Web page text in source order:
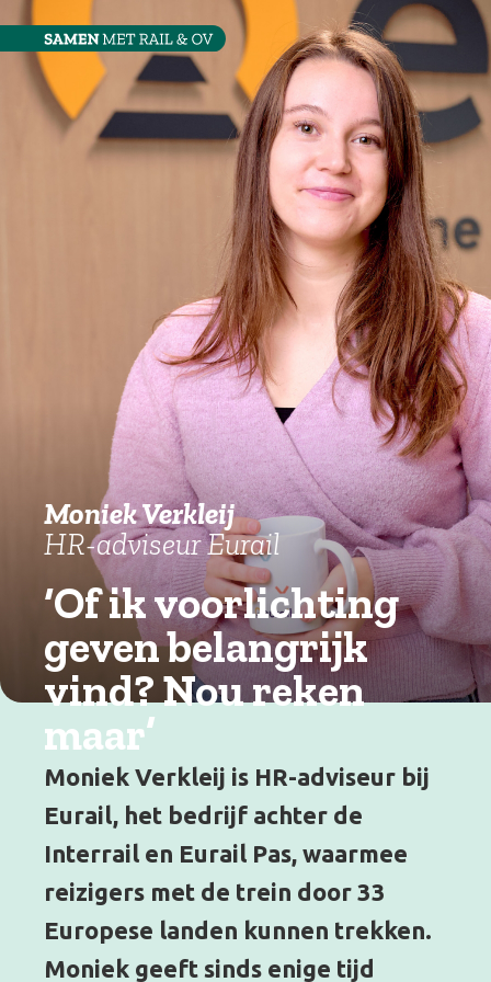
Moniek Verkleij
HR-adviseur Eurail
‘Of ik voorlichting
geven belangrijk
vind?Nou reken
maar’
Moniek Verkleij is HR-adviseur bij
Eurail, het bedrijf achter de
Interrail en Eurail Pas, waarmee
reizigers met de trein door 33
Europese landen kunnen trekken.
Moniek geeft sinds enige tijd